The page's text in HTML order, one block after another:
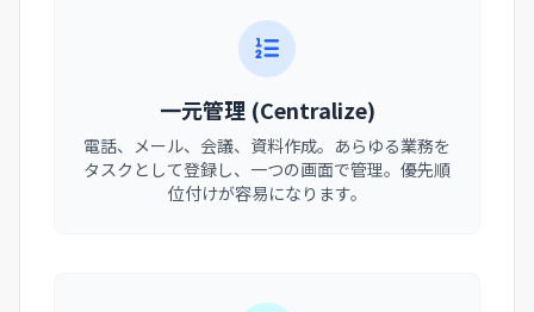
一元管理 (Centralize)
電話、メール、会議、資料作成。あらゆる業務を
タスクとして登録し、一つの画面で管理。優先順
位付けが容易になります。